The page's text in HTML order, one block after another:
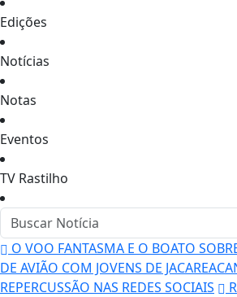
Edições
Notícias
Notas
Eventos
TV Rastilho
O VOO FANTASMA E O BOATO
DE AVIÃO COM JOVENS DE
REPERCUSSÃO NAS REDES SOCIAIS